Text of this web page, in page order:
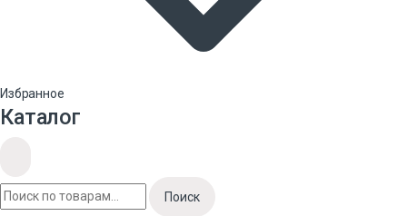
Избранное
Каталог
Поиск